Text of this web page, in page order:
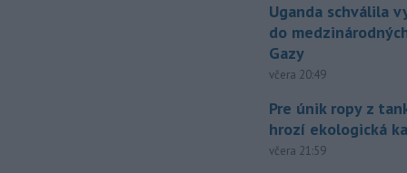
Uganda schválila
do
Gazy
včera 20:49
Pre únik ropy z
hrozí ekologická
včera 21:59